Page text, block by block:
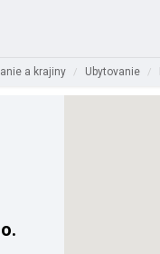
a krajiny / Ubytovanie /